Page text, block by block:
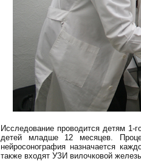
Исследование проводится детям 1-
детей младше 12 месяцев.
нейросонография назначается
также входят УЗИ вилочковой